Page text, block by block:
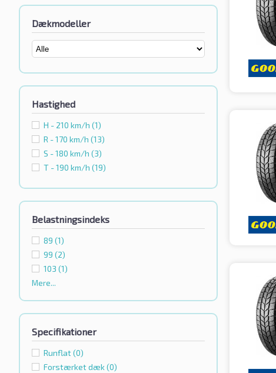
Dækmodeller
Hastighed
H - 210 km/h (1)
R - 170 km/h (13)
S - 180 km/h (3)
T - 190 km/h (19)
Belastningsindeks
89 (1)
99 (2)
103 (1)
Mere...
Specifikationer
Runflat(0)
Forstærket dæk (0)